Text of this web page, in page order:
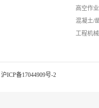
高空作
混凝土/
工程机械
沪ICP备17044909号-2